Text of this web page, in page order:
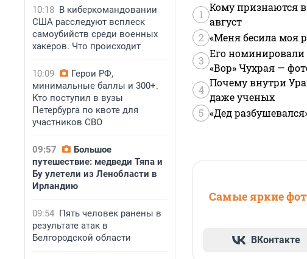
10:18 В киберкомандовании
США расследуют всплеск
самоубийств среди военных
хакеров. Что происходит
10:09
Герои РФ,
минимальные баллы и 300+.
Кто поступил в вузы
Петербурга по квоте для
участников СВО
09:57
Большое
путешествие: медведи Тяпа и
Бу улетели из Ленобласти в
Ирландию
09:54 Пять человек ранены в
результате атак в
Белгородской области
1
Кому признаются
август
2 «Меня бесила моя
3
Его номинировали
«Вор» Чухрая —
4
Почему внутри
даже ученых
5 «Дед
Самые яркие
ВКонтакте